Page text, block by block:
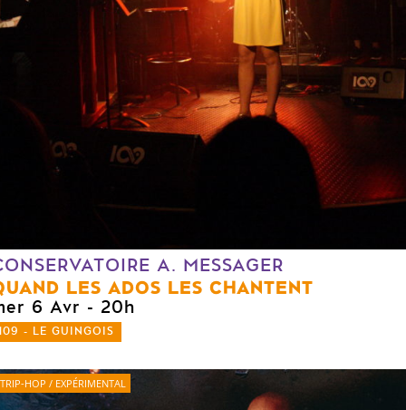
A. MESSAGER
LES ADOS LES CHANTENT
6 Avr - 20h
- LE GUINGOIS
TRIP-HOP / EXPÉRIMENTAL